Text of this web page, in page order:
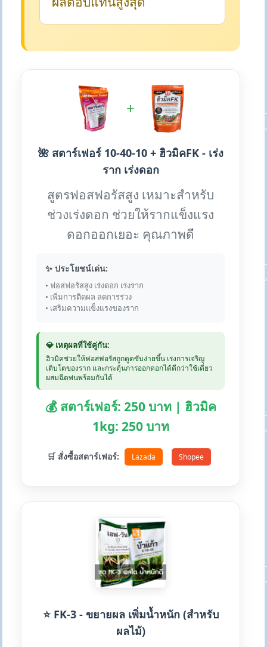
+
🌺 สตาร์เฟอร์ 10-40-10 + ฮิวมิคFK - เร่ง
ราก เร่งดอก
สูตรฟอสฟอรัสสูง เหมาะสำหรับ
ช่วงเร่งดอก ช่วยให้รากแข็งแรง
ดอกออกเยอะ คุณภาพดี
✨ ประโยชน์เด่น:
• ฟอสฟอรัสสูง เร่งดอก เร่งราก
• เพิ่มการติดผล ลดการร่วง
• เสริมความแข็งแรงของราก
💎 เหตุผลที่ใช้คู่กัน:
ฮิวมิคช่วยให้ฟอสฟอรัสถูกดูดซับง่ายขึ้น เร่งการเจริญ
เติบโตของราก และกระตุ้นการออกดอกได้ดีกว่าใช้เดี่ยว
ผสมฉีดพ่นพร้อมกันได้
💰 สตาร์เฟอร์: 250 บาท | ฮิวมิค
1kg: 250 บาท
🛒 สั่งซื้อสตาร์เฟอร์: Lazada Shopee
⭐ FK-3 - ขยายผล เพิ่มน้ำหนัก (สำหรับ
ผลไม้)